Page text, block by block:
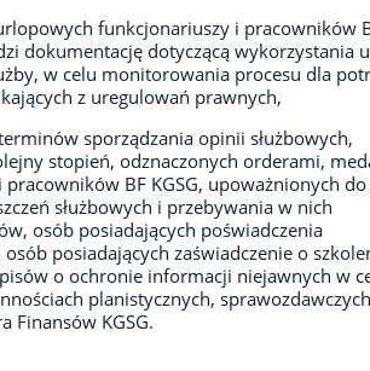
funkcjonariuszy i pracowników
dokumentację dotyczącą wykorzystania
w celu monitorowania procesu dla
z uregulowań prawnych,
sporządzania opinii służbowych,
stopień, odznaczonych orderami,
BF KGSG, upoważnionych do
służbowych i przebywania w nich
osób posiadających poświadczenia
posiadających zaświadczenie o
o ochronie informacji niejawnych w
planistycznych,
Finansów KGSG.